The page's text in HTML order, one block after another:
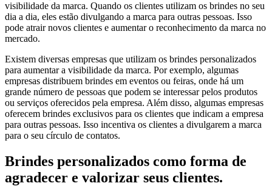
visibilidade da marca. Quando os clientes utilizam os brindes no seu
dia a dia, eles estão divulgando a marca para outras pessoas. Isso
pode atrair novos clientes e aumentar o reconhecimento da marca no
mercado.
Existem diversas empresas que utilizam os brindes personalizados
para aumentar a visibilidade da marca. Por exemplo, algumas
empresas distribuem brindes em eventos ou feiras, onde há um
grande número de pessoas que podem se interessar pelos produtos
ou serviços oferecidos pela empresa. Além disso, algumas empresas
oferecem brindes exclusivos para os clientes que indicam a empresa
para outras pessoas. Isso incentiva os clientes a divulgarem a marca
para o seu círculo de contatos.
Brindes personalizados como forma de
agradecer e valorizar seus clientes.